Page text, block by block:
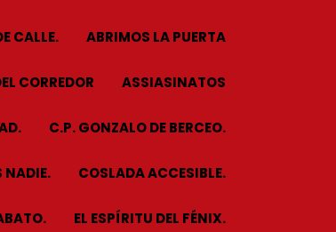
CALLE. ABRIMOS LA PUERTA
CORREDOR ASSIASINATOS
C.P. GONZALO DE BERCEO.
NADIE. COSLADA ACCESIBLE.
EL ESPÍRITU DEL FÉNIX.